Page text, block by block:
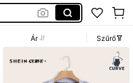
Ár Szűrő